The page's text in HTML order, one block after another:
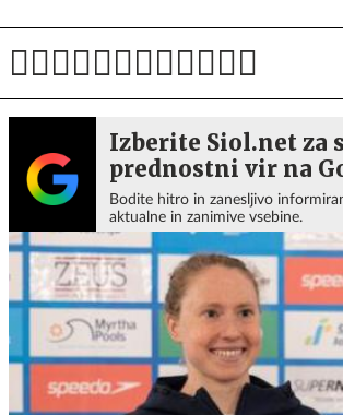
Izberite Siol.net za
prednostni vir na
Bodite hitro in zanesljivo
aktualne in zanimive vsebine.